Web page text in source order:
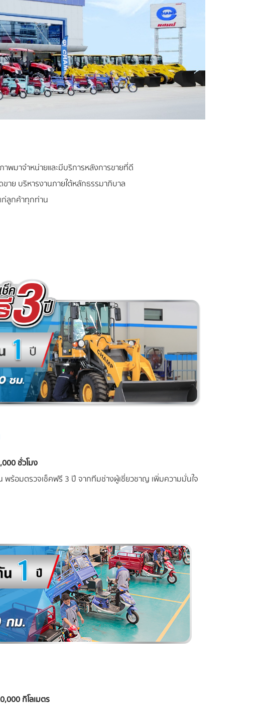
มาจำหน่ายและมีบริการหลังการขายที่ดี
าย บริหารงานภายใต้หลักธรรมาภิบาล
ลูกค้าทุกท่าน
ชั่วโมง
พร้อมตรวจเช็คฟรี 3 ปี จากทีมช่างผู้เชี่ยวชาญ เพิ่มความมั่นใจ
กิโลเมตร